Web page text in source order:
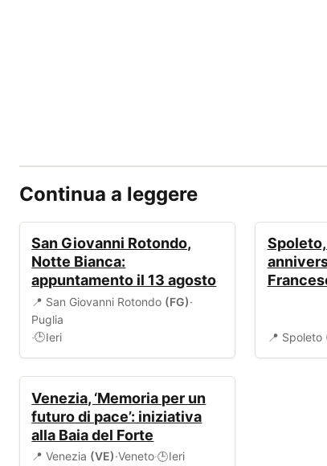
Continua a leggere
San Giovanni Rotondo,
Notte Bianca:
appuntamento il 13 agosto
📍 San Giovanni Rotondo (FG)·
Puglia
·🕒Ieri 📍 Spoleto
Venezia, ‘Memoria per un
futuro di pace’: iniziativa
alla Baia del Forte
📍 Venezia (VE)·Veneto·🕒Ieri